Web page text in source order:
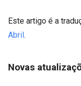
Este artigo é a
Abril.
Novas